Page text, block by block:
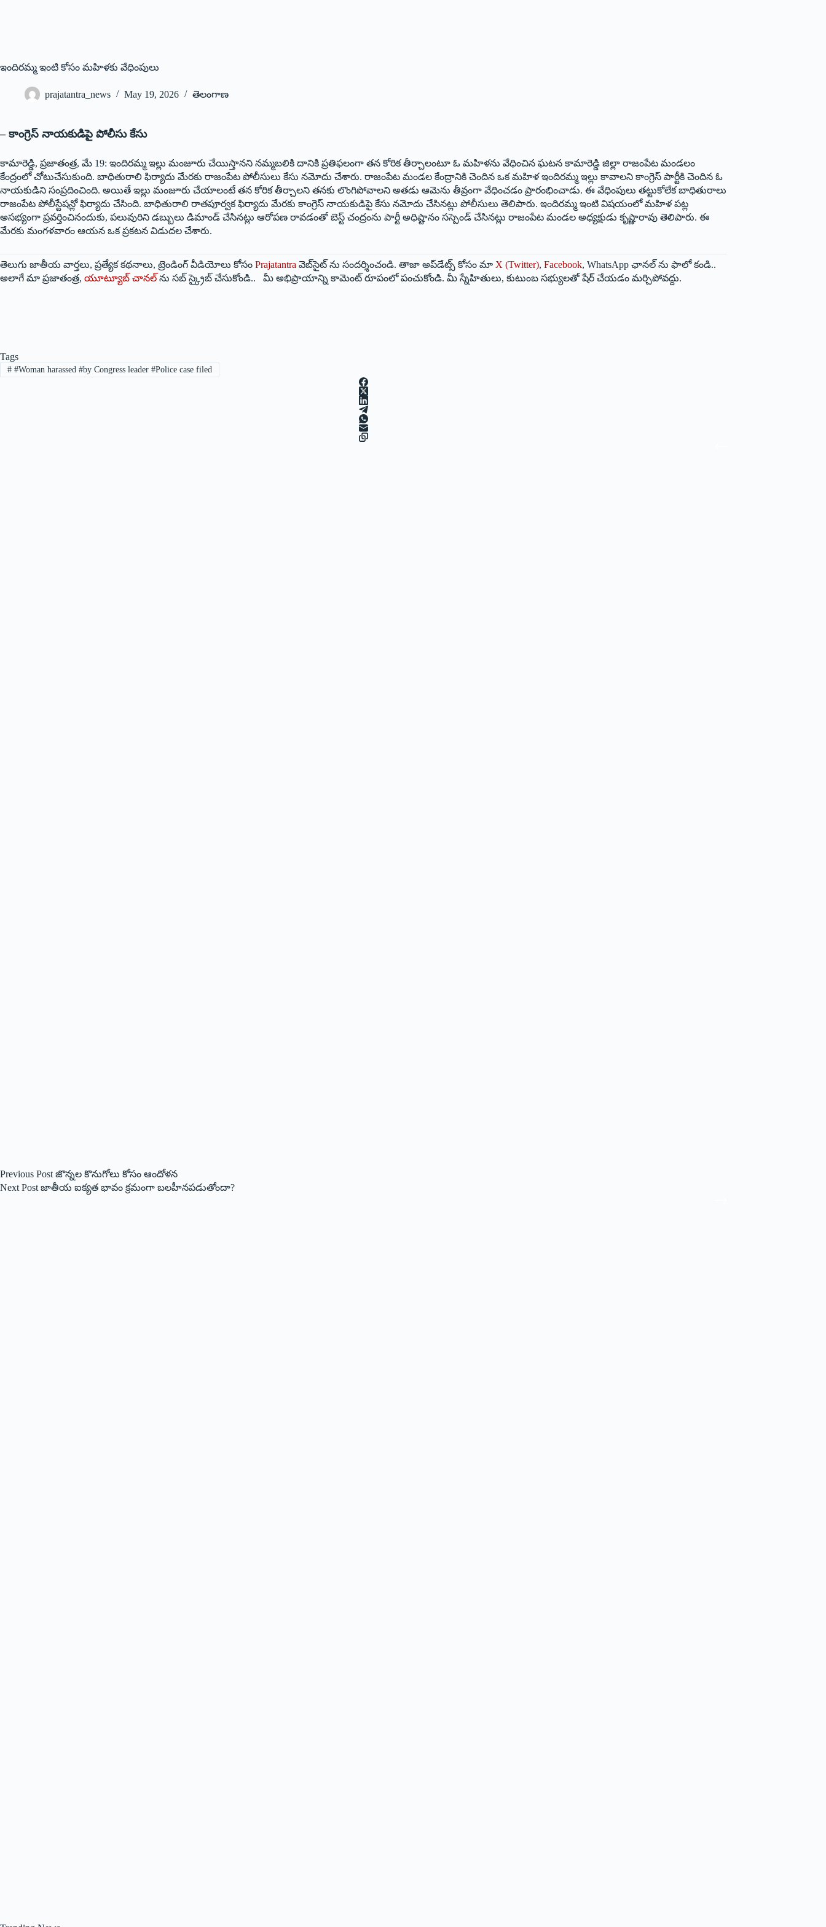
ఇం‌దిరమ్మ ఇంటి కోసం మహిళకు వేధింపులు
prajatantra_news May 19, 2026 తెలంగాణ
– కాంగ్రెస్‌ ‌నాయకుడిపై పోలీసు కేసు
కామారెడ్డి, ప్రజాతంత్ర, మే 19: ఇందిరమ్మ ఇల్లు మంజూరు చేయిస్తానని నమ్మబలికి దానికి ప్రతిఫలంగా తన కోరిక తీర్చాలంటూ ఓ మహిళను వేధించిన ఘటన కామారెడ్డి జిల్లా రాజంపేట మండలం
కేంద్రంలో చోటుచేసుకుంది. బాధితురాలి ఫిర్యాదు మేరకు రాజంపేట పోలీసులు కేసు నమోదు చేశారు. రాజంపేట మండల కేంద్రానికి చెందిన ఒక మహిళ ఇందిరమ్మ ఇల్లు కావాలని కాంగ్రెస్‌ ‌పార్టీకి చెందిన ఓ
నాయకుడిని సంప్రదించింది. అయితే ఇల్లు మంజూరు చేయాలంటే తన కోరిక తీర్చాలని తనకు లొంగిపోవాలని అతడు ఆమెను తీవ్రంగా వేధించడం ప్రారంభించాడు. ఈ వేధింపులు తట్టుకోలేక బాధితురాలు
రాజంపేట పోలీస్టేషన్లో ఫిర్యాదు చేసింది. బాధితురాలి రాతపూర్వక ఫిర్యాదు మేరకు కాంగ్రెస్‌ ‌నాయకుడిపై కేసు నమోదు చేసినట్లు పోలీసులు తెలిపారు. ఇందిరమ్మ ఇంటి విషయంలో మహిళ ప‌ట్ల‌
అసభ్యంగా ప్రవర్తించినందుకు, పలువురిని డబ్బులు డిమాండ్‌ ‌చేసినట్లు ఆరోపణ రావడంతో బెస్ట్ ‌చంద్రంను పార్టీ అధిష్టానం సస్పెండ్‌ ‌చేసిన‌ట్లు రాజంపేట మండల అధ్యక్షుడు కృష్ణారావు తెలిపారు. ఈ
మేరకు మంగళవారం ఆయన ఒక ప్రకటన విడుదల చేశారు.
తెలుగు జాతీయ వార్తలు, ప్రత్యేక కథనాలు, ట్రెండింగ్ వీడియోలు కోసం Prajatantra వెబ్‌సైట్ ను సందర్శించండి. తాజా అప్‌డేట్స్ కోసం మా X (Twitter), Facebook, WhatsApp ఛానల్ ను ఫాలో కండి..
అలాగే మా ప్రజాతంత్ర, యూట్యూబ్ చానల్ ను సబ్ స్క్రైబ్ చేసుకోండి.. మీ అభిప్రాయాన్ని కామెంట్ రూపంలో పంచుకోండి. మీ స్నేహితులు, కుటుంబ సభ్యులతో షేర్ చేయడం మర్చిపోవద్దు.
Tags
##Woman harassed #by Congress leader #Police case filed
Previous Post జొన్నల కొనుగోలు కోసం ఆందోళన
Next Post జాతీయ ఐక్యత భావం క్రమంగా బలహీనపడుతోందా?